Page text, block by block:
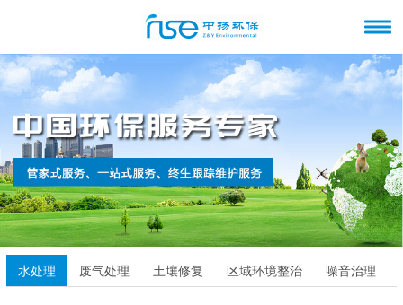
水处理 废气处理 土壤修复 区域环境整治 噪音治理